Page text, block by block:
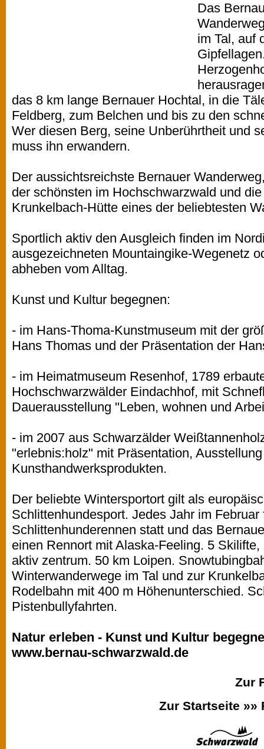
Das
im Tal, auf
das 8 km lange Bernauer Hochtal, in die
Feldberg, zum Belchen und bis zu den
Wer diesen Berg, seine Unberührtheit und
muss ihn erwandern.
Der aussichtsreichste Bernauer
der schönsten im Hochschwarzwald und
Krunkelbach-Hütte eines der beliebtesten
Sportlich aktiv den Ausgleich finden im
ausgezeichneten Mountaingike-Wegenetz
abheben vom Alltag.
Kunst und Kultur begegnen:
- im Hans-Thoma-Kunstmuseum mit der
Hans Thomas und der Präsentation der
- im Heimatmuseum Resenhof, 1789
Hochschwarzwälder Eindachhof, mit
Dauerausstellung "Leben, wohnen und
- im 2007 aus Schwarzälder
"erlebnis:holz" mit Präsentation,
Kunsthandwerksprodukten.
Der beliebte Wintersportort gilt als
Schlittenhundesport. Jedes Jahr im
Schlittenhunderennen statt und das
einen Rennort mit Alaska-Feeling. 5
aktiv zentrum. 50 km Loipen.
Winterwanderwege im Tal und zur
Rodelbahn mit 400 m Höhenunterschied.
Pistenbullyfahrten.
Natur erleben - Kunst und Kultur
www.bernau-schwarzwald.de
Zur
Zur Startseite »»